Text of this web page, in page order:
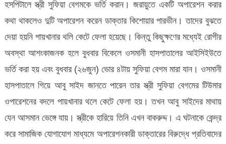
হসপিটালে স্ত্রী সুফিয়া বেগমকে ভর্তি করান। জরায়ুতে একটি অপারেশন করার
কথা থাকলেও দুটি অপারেশন করেন ডাক্তার কিশোয়ার পারভীন। তাদের বুঝতে
দেয়া হয়নি পায়খানার থলি কেটে ফেলা হয়েছে। কিন্তু কিছুক্ষণের মধ্যেই রোগীর
অবস্থা আশংকাজনক হলে বুধবার বিকেলে ওসমানী হাসপাতালের আইসিইউতে
ভর্তি করা হয় এবং বুধবার (২৬জুন) ভোর ৪টায় সুফিয়া বেগম মারা যান। ওসমানী
হাসপাতালে গিয়ে আবু সাইদ জানতে পারেন তার স্ত্রী সুফিয়া বেগমের টিউমার
ওপারেশনের বদলে পায়খানার থলে কেটে ফেলা হয়। তখন আবু সাইদের মাথায়
যেন আসমান ভেঙ্গে যায়। স্ত্রীকে হারিয়ে তিনি এখন বাকরুদ্দ। এ ঘটনাকে কেন্দ্র
করে সামাজিক যোগাযোগ মাধ্যমে অপারেশনকারী ডাক্তারের বিরুদ্ধে প্রতিবাদের